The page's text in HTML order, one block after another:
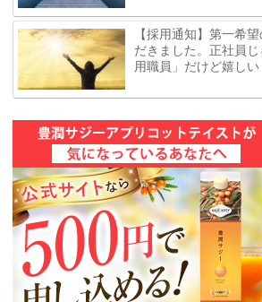
【採用通知】第一希
だきました。正社員
用職員」だけど嬉しい